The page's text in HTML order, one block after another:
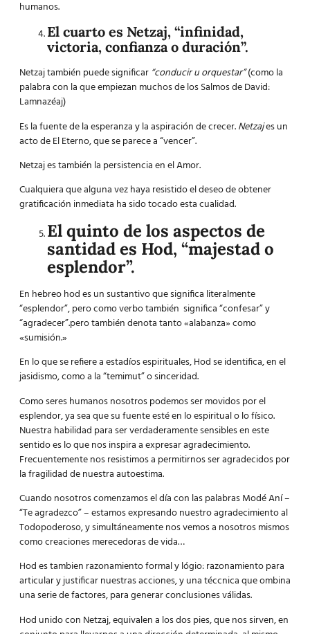
humanos.
El cuarto es Netzaj, “infinidad,
victoria, confianza o duración”.
Netzaj también puede significar “conducir u orquestar”(como la
palabra con la que empiezan muchos de los Salmos de David:
Lamnazéaj)
Es la fuente de la esperanza y la aspiración de crecer.Netzajes un
acto de El Eterno, que se parece a “vencer”.
Netzaj es también la persistencia en el Amor.
Cualquiera que alguna vez haya resistido el deseo de obtener
gratificación inmediata ha sido tocado esta cualidad.
El quinto de los aspectos de
santidad es Hod, “majestad o
esplendor”.
En hebreo hod es un sustantivo que significa literalmente
“esplendor”, pero como verbo también significa “confesar” y
“agradecer”.pero también denota tanto «alabanza» como
«sumisión.»
En lo que se refiere a estadíos espirituales, Hod se identifica, en el
jasidismo, como a la “temimut” o sinceridad.
Como seres humanos nosotros podemos ser movidos por el
esplendor, ya sea que su fuente esté en lo espiritual o lo físico.
Nuestra habilidad para ser verdaderamente sensibles en este
sentido es lo que nos inspira a expresar agradecimiento.
Frecuentemente nos resistimos a permitirnos ser agradecidos por
la fragilidad de nuestra autoestima.
Cuando nosotros comenzamos el día con las palabras Modé Aní –
“Te agradezco” – estamos expresando nuestro agradecimiento al
Todopoderoso, y simultáneamente nos vemos a nosotros mismos
como creaciones merecedoras de vida…
Hod es tambien razonamiento formal y lógio: razonamiento para
articular y justificar nuestras acciones, y una téccnica que ombina
una serie de factores, para generar conclusiones válidas.
Hod unido con Netzaj, equivalen a los dos pies, que nos sirven, en